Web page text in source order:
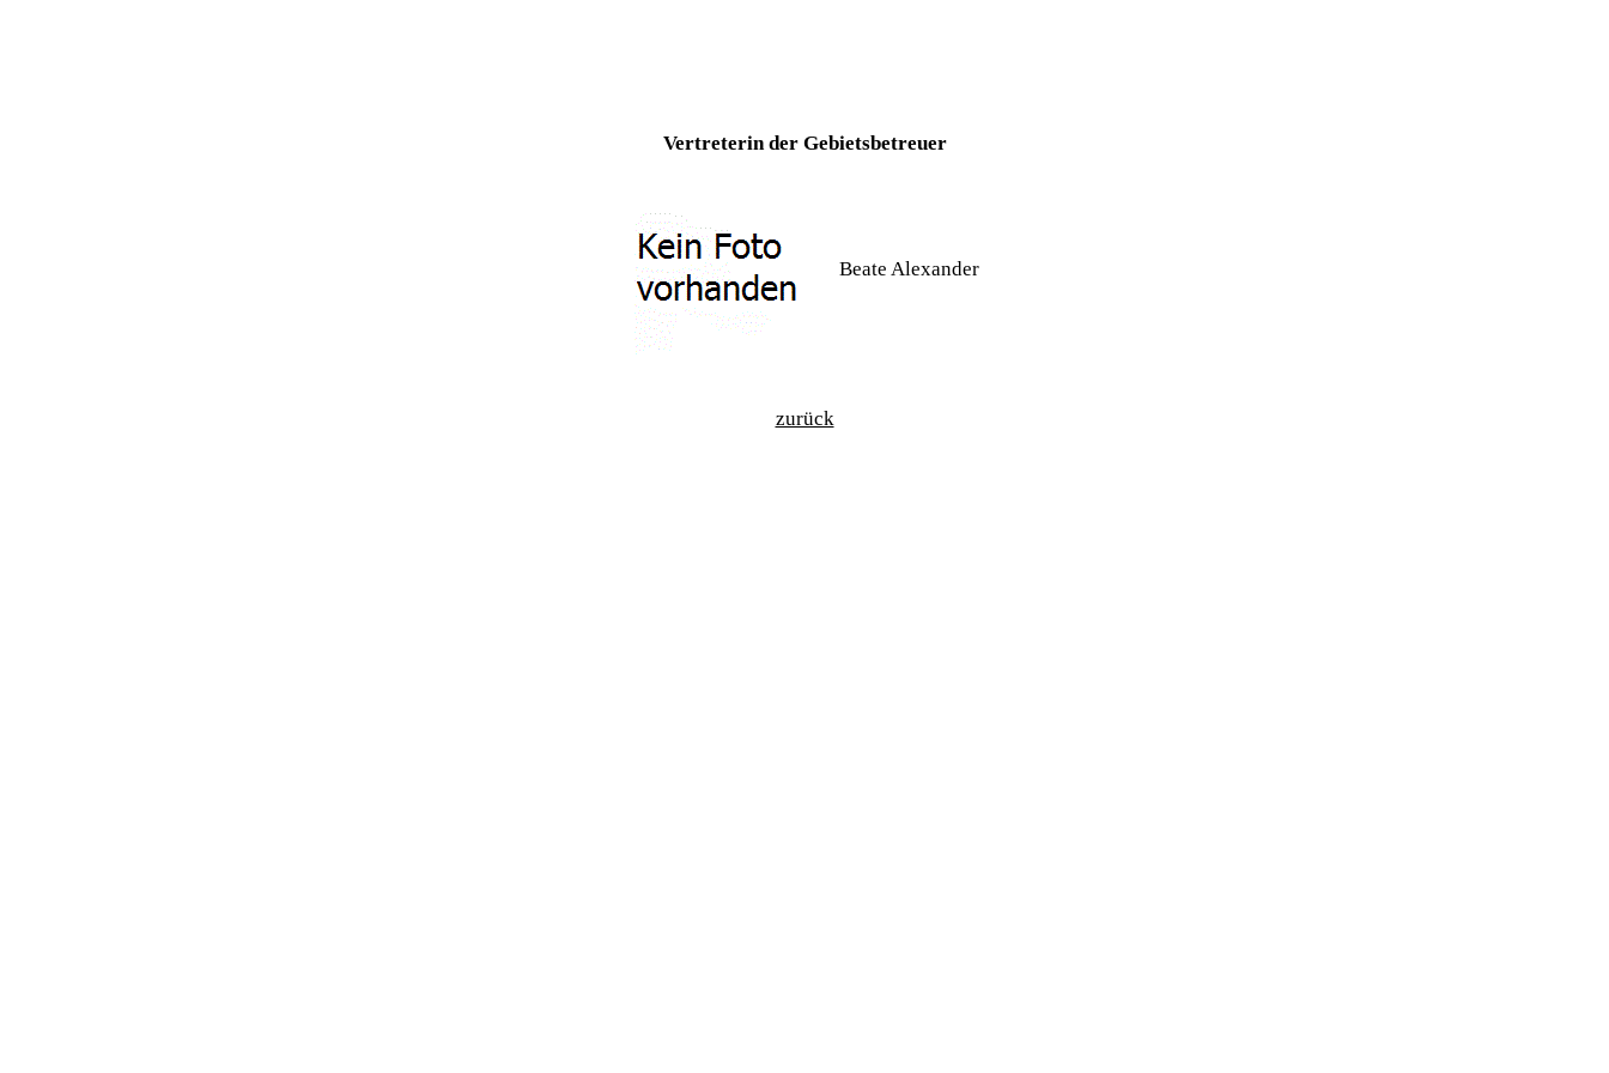
Vertreterin der Gebietsbetreuer
Beate Alexander
zurück